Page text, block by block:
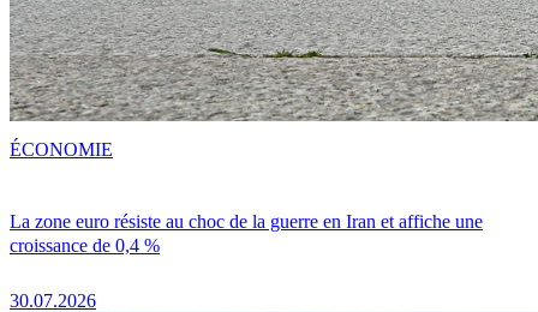
La zone euro résiste au choc de la guerre en Iran et affiche une
croissance de 0,4 %
30.07.2026
ÉCONOMIE